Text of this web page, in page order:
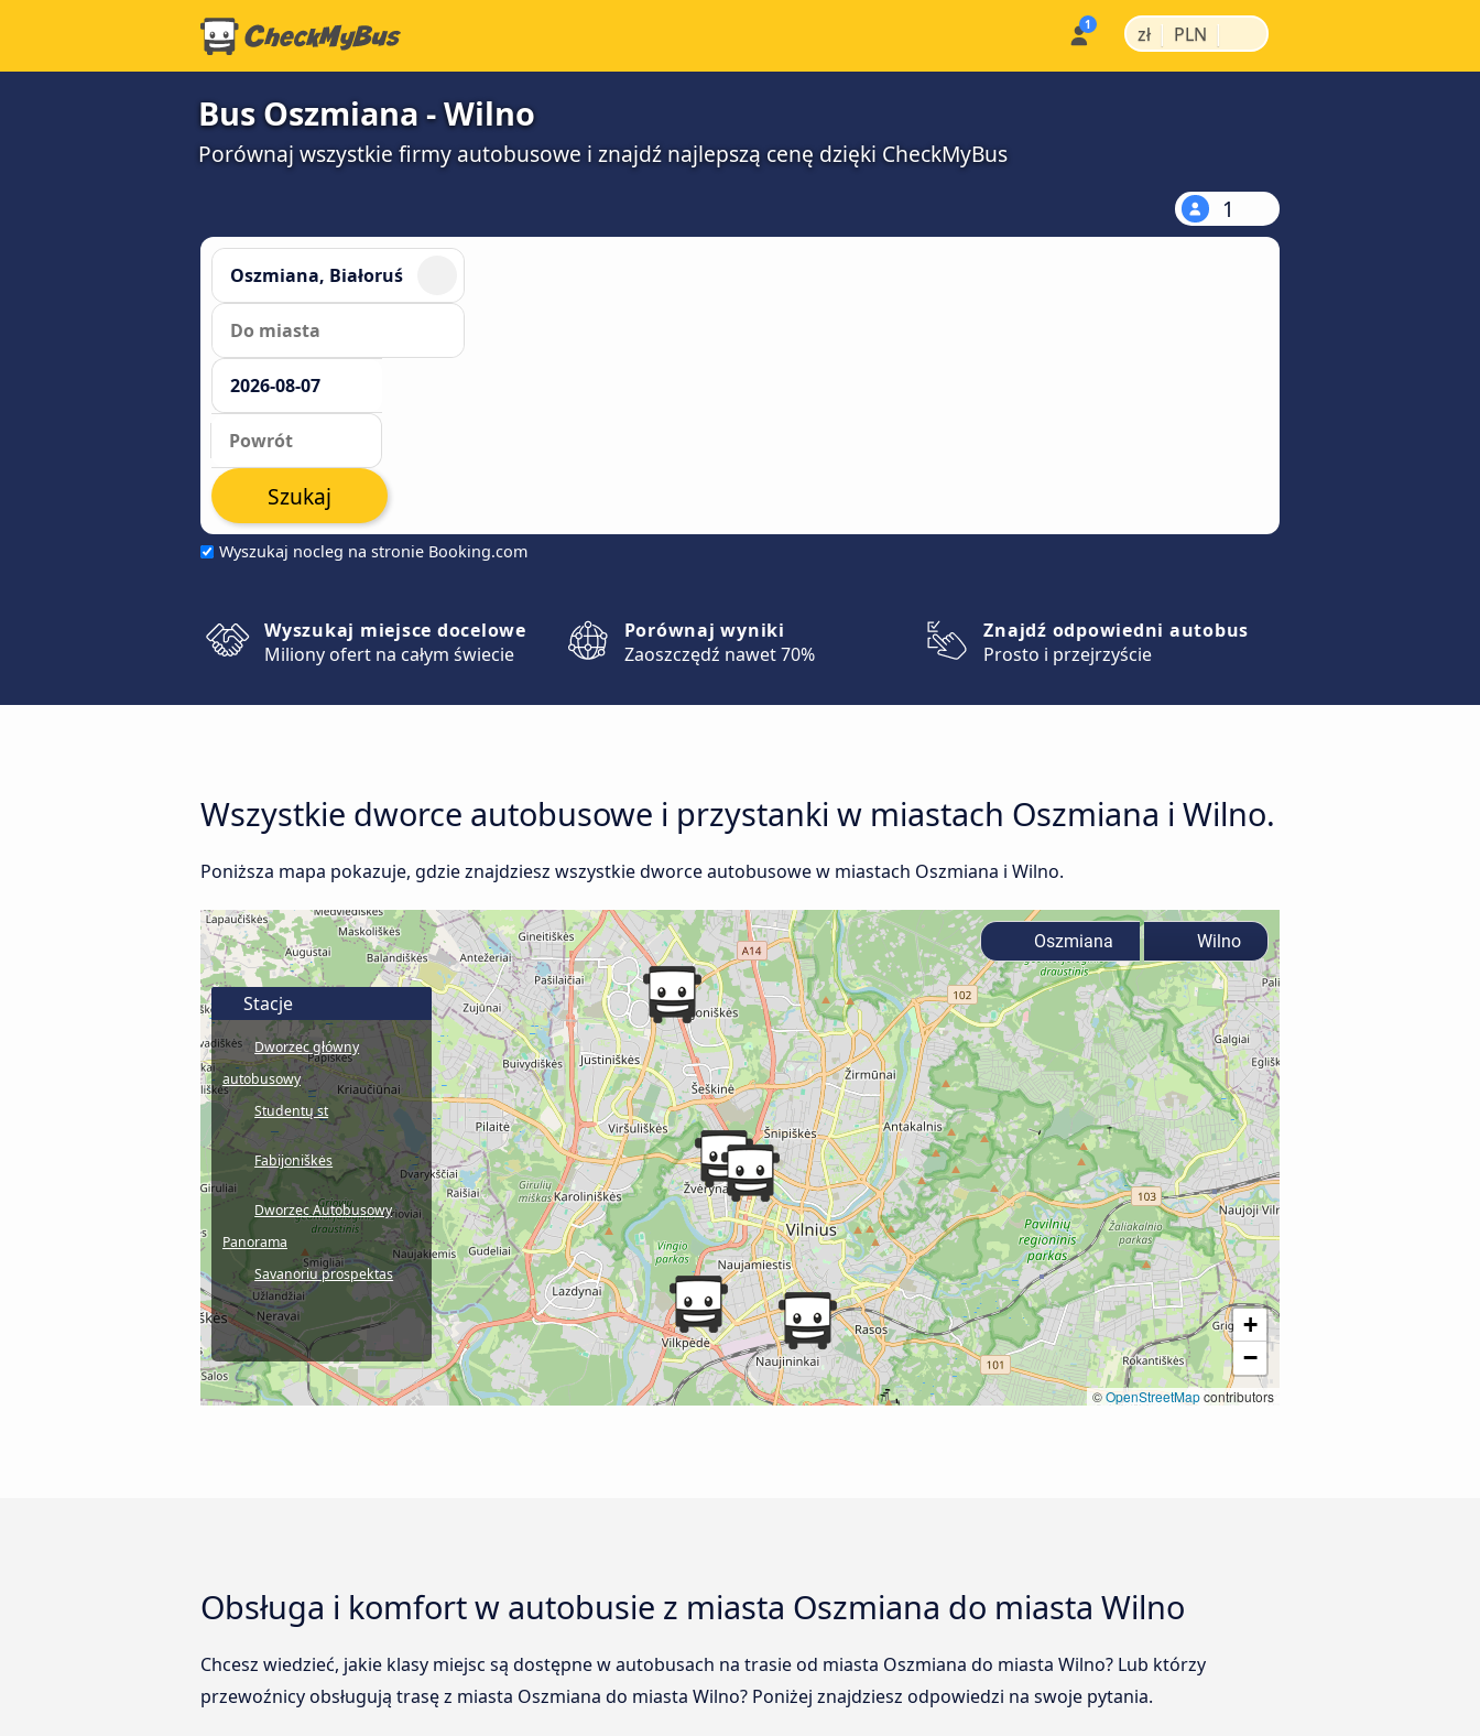
zł | PLN |
Bus Oszmiana - Wilno
Porównaj wszystkie firmy autobusowe i znajdź najlepszą cenę dzięki CheckMyBus
1
Wyszukaj nocleg na stronie Booking.com
Szukaj
Wyszukaj miejsce docelowe
Miliony ofert na całym świecie
Porównaj wyniki
Zaoszczędź nawet 70%
Znajdź odpowiedni autobus
Prosto i przejrzyście
Wszystkie dworce autobusowe i przystanki w miastach Oszmiana i Wilno.
Poniższa mapa pokazuje, gdzie znajdziesz wszystkie dworce autobusowe w miastach Oszmiana i Wilno.
+
−
©OpenStreetMapcontributors
Stacje
Dworzec główny
autobusowy
Studentų st
Fabijoniškės
Dworzec Autobusowy
Panorama
Savanoriu prospektas
Oszmiana Wilno
Obsługa i komfort w autobusie z miasta Oszmiana do miasta Wilno
Chcesz wiedzieć, jakie klasy miejsc są dostępne w autobusach na trasie od miasta Oszmiana do miasta Wilno? Lub którzy
przewoźnicy obsługują trasę z miasta Oszmiana do miasta Wilno? Poniżej znajdziesz odpowiedzi na swoje pytania.